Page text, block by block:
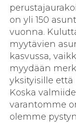
on yli 150
vuonna.
myytävien
kasvussa,
myydään
yksityisille
Koska
varantomme
olemme